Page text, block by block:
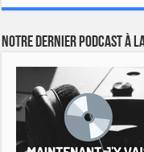
Notre dernier podcast à